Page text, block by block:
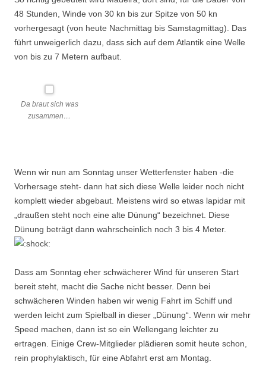
48 Stunden, Winde von 30 kn bis zur Spitze von 50 kn
vorhergesagt (von heute Nachmittag bis Samstagmittag). Das
führt unweigerlich dazu, dass sich auf dem Atlantik eine Welle
von bis zu 7 Metern aufbaut.
Da braut sich was
zusammen…
Wenn wir nun am Sonntag unser Wetterfenster haben -die
Vorhersage steht- dann hat sich diese Welle leider noch nicht
komplett wieder abgebaut. Meistens wird so etwas lapidar mit
„draußen steht noch eine alte Dünung“ bezeichnet. Diese
Dünung beträgt dann wahrscheinlich noch 3 bis 4 Meter.
Dass am Sonntag eher schwächerer Wind für unseren Start
bereit steht, macht die Sache nicht besser. Denn bei
schwächeren Winden haben wir wenig Fahrt im Schiff und
werden leicht zum Spielball in dieser „Dünung“. Wenn wir mehr
Speed machen, dann ist so ein Wellengang leichter zu
ertragen. Einige Crew-Mitglieder plädieren somit heute schon,
rein prophylaktisch, für eine Abfahrt erst am Montag.